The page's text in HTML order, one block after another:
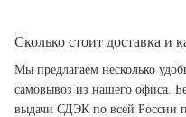
Сколько стоит доставка и
Мы предлагаем несколько
самовывоз из нашего офиса.
выдачи СДЭК по всей России